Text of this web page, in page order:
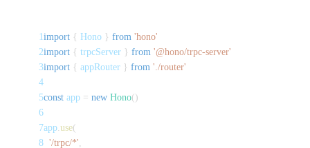
1import { Hono } from 'hono'
2import { trpcServer } from '@hono/trpc-server'
3import { appRouter } from './router'
4
5const app = new Hono( )
6
7app use(
8 '/trpc/*'